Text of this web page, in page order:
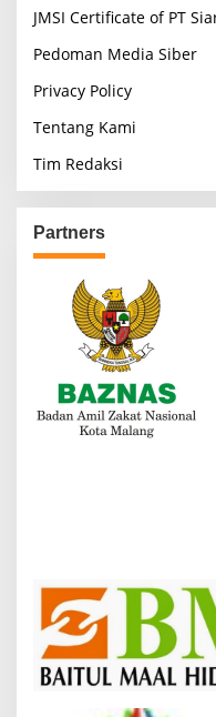
JMSI Certificate of PT
Pedoman Media Siber
Privacy Policy
Tentang Kami
Tim Redaksi
Partners